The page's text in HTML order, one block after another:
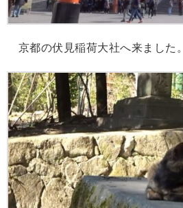
京都の伏見稲荷大社へ来ました。